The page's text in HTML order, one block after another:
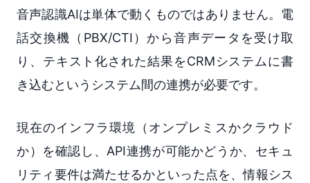
音声認識AIは単体で動くものではありません。電
話交換機（PBX/CTI）から音声データを受け取
り、テキスト化された結果をCRMシステムに書
き込むというシステム間の連携が必要です。
現在のインフラ環境（オンプレミスかクラウド
か）を確認し、API連携が可能かどうか、セキュ
リティ要件は満たせるかといった点を、情報シス